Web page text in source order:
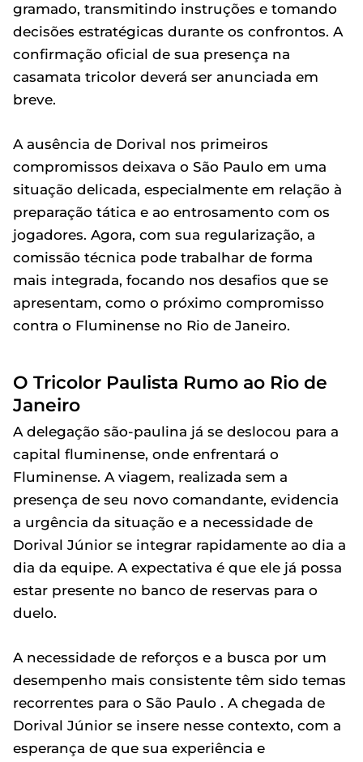
gramado, transmitindo instruções e tomando
decisões estratégicas durante os confrontos. A
confirmação oficial de sua presença na
casamata tricolor deverá ser anunciada em
breve.
A ausência de Dorival nos primeiros
compromissos deixava o São Paulo em uma
situação delicada, especialmente em relação à
preparação tática e ao entrosamento com os
jogadores. Agora, com sua regularização, a
comissão técnica pode trabalhar de forma
mais integrada, focando nos desafios que se
apresentam, como o próximo compromisso
contra o Fluminense no Rio de Janeiro.
O Tricolor Paulista Rumo ao Rio de
Janeiro
A delegação são-paulina já se deslocou para a
capital fluminense, onde enfrentará o
Fluminense. A viagem, realizada sem a
presença de seu novo comandante, evidencia
a urgência da situação e a necessidade de
Dorival Júnior se integrar rapidamente ao dia a
dia da equipe. A expectativa é que ele já possa
estar presente no banco de reservas para o
duelo.
A necessidade de reforços e a busca por um
desempenho mais consistente têm sido temas
recorrentes para o São Paulo . A chegada de
Dorival Júnior se insere nesse contexto, com a
esperança de que sua experiência e